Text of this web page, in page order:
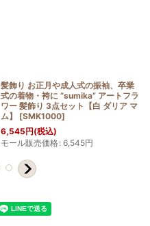
髪飾り お正月や成人式の振袖、卒業
式の着物・袴に “sumika” アートフラ
ワー 髪飾り 3点セット【白 ダリア マ
ム】
[SMK1000]
6,545円(税込)
モール販売価格: 6,545円